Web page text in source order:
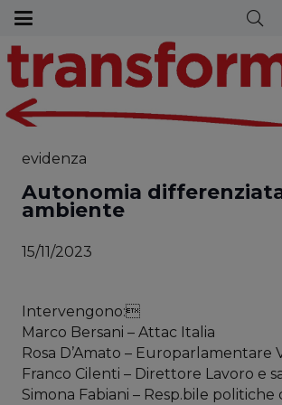
evidenza
Autonomia
ambiente
15/11/2023
Intervengono:
Marco Bersani – Attac Italia
Rosa D’Amato – Europarlamentare
Franco Cilenti – Direttore Lavoro e
Simona Fabiani – Resp.bile politiche